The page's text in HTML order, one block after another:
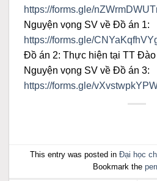
https://forms.gle/
Nguyện vọng SV về Đồ án 1:
https://forms.gle/
Đồ án 2: Thực hiện tại TT
Nguyện vọng SV về Đồ án 3:
https://forms.gle/
This entry was posted in Đại học
Bookmark the